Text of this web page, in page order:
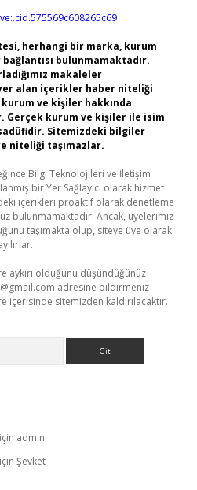
herhangi bir marka, kurum
bulunmamaktadır.
makaleler
alan içerikler haber niteliği
ve kişiler hakkında
Gerçek kurum ve kişiler ile isim
Sitemizdeki bilgiler
niteliği taşımazlar.
Bilgi Teknolojileri ve İletişim
bir Yer Sağlayıcı olarak hizmet
içerikleri proaktif olarak denetleme
bulunmamaktadır. Ancak, üyelerimiz
taşımakta olup, siteye üye olarak
aykırı olduğunu düşündüğünüz
adresine bildirmeniz
içerisinde sitemizden kaldırılacaktır.
için admin
için Şevket